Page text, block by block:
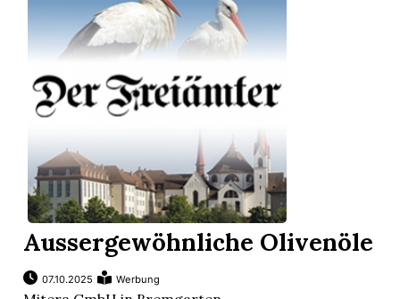
Aussergewöhnliche Olivenöle
07.10.2025 Werbung